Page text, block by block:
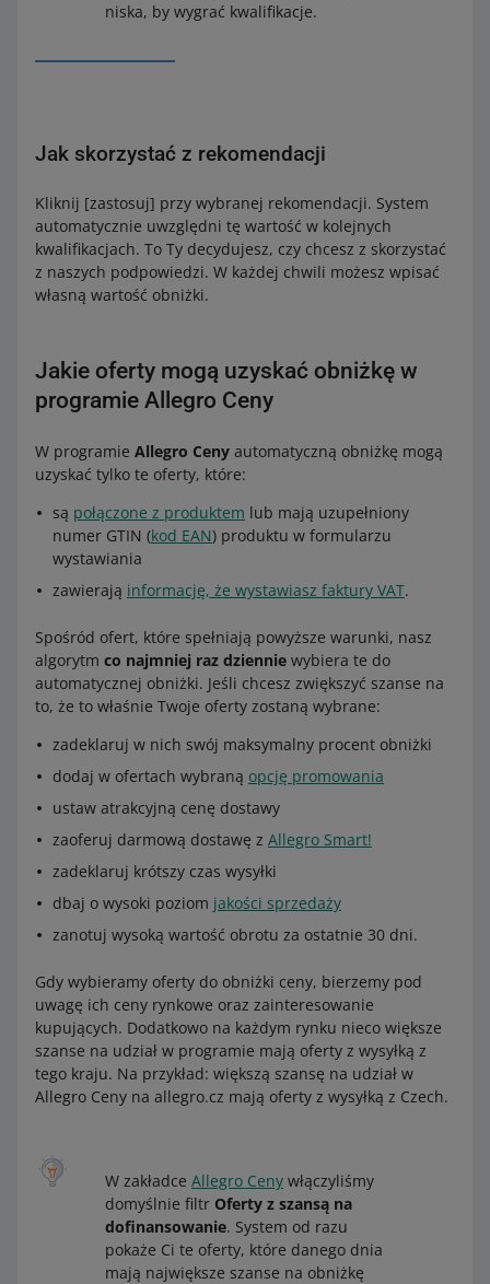
niska, by wygrać kwalifikacje.
Jak skorzystać z rekomendacji
Kliknij [zastosuj] przy wybranej rekomendacji. System
automatycznie uwzględni tę wartość w kolejnych
kwalifikacjach. To Ty decydujesz, czy chcesz z skorzystać
z naszych podpowiedzi. W każdej chwili możesz wpisać
własną wartość obniżki.
Jakie oferty mogą uzyskać obniżkę w
programie Allegro Ceny
W programie Allegro Ceny automatyczną obniżkę mogą
uzyskać tylko te oferty, które:
są połączone z produktem lub mają uzupełniony
numer GTIN (kod EAN) produktu w formularzu
wystawiania
zawierają informację, że wystawiasz faktury VAT.
Spośród ofert, które spełniają powyższe warunki, nasz
algorytm co najmniej raz dziennie wybiera te do
automatycznej obniżki. Jeśli chcesz zwiększyć szanse na
to, że to właśnie Twoje oferty zostaną wybrane:
zadeklaruj w nich swój maksymalny procent obniżki
dodaj w ofertach wybraną opcję promowania
ustaw atrakcyjną cenę dostawy
zaoferuj darmową dostawę z Allegro Smart!
zadeklaruj krótszy czas wysyłki
dbaj o wysoki poziom jakości sprzedaży
zanotuj wysoką wartość obrotu za ostatnie 30 dni.
Gdy wybieramy oferty do obniżki ceny, bierzemy pod
uwagę ich ceny rynkowe oraz zainteresowanie
kupujących. Dodatkowo na każdym rynku nieco większe
szanse na udział w programie mają oferty z wysyłką z
tego kraju. Na przykład: większą szansę na udział w
Allegro Ceny na allegro.cz mają oferty z wysyłką z Czech.
W zakładce Allegro Ceny włączyliśmy
domyślnie filtr Oferty z szansą na
dofinansowanie. System od razu
pokaże Ci te oferty, które danego dnia
mają największe szanse na obniżkę